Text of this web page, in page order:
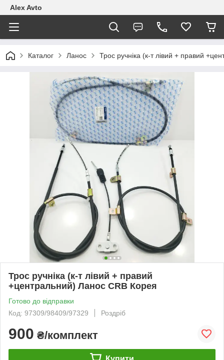
Alex Avto
Каталог Ланос Трос ручніка (к-т лівий + правий
Трос ручніка (к-т лівий + правий
+центральний) Ланос CRB Корея
Готово до відправки
Код: 97309/98409/97329
Роздріб
900 ₴/комплект